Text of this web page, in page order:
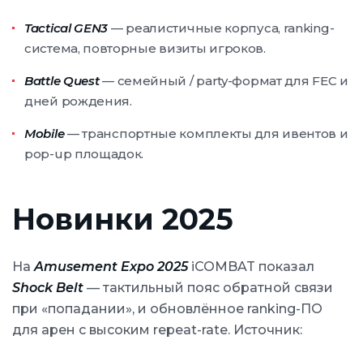
Tactical GEN3 — реалистичные корпуса, ranking-
система, повторные визиты игроков.
Battle Quest— семейный / party-формат для FEC и
дней рождения.
Mobile— транспортные комплекты для ивентов и
pop-up площадок.
Новинки 2025
НаAmusement Expo 2025iCOMBAT показал
Shock Belt — тактильный пояс обратной связи
при «попадании», и обновлённое ranking-ПО
для арен с высоким repeat-rate. Источник: